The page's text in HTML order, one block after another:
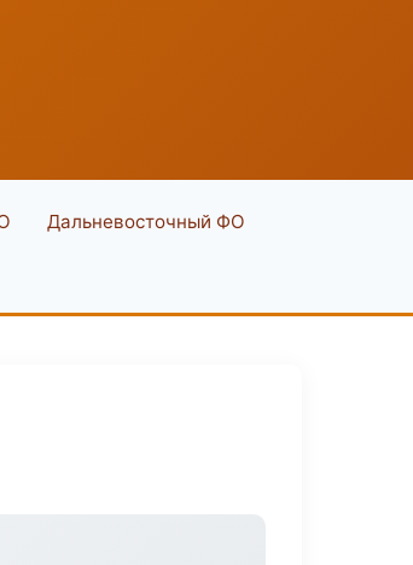
Дальневосточный ФО